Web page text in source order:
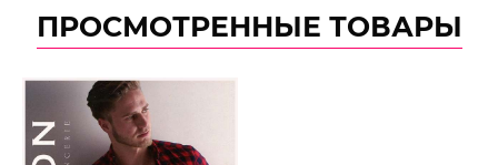
ПРОСМОТРЕННЫЕ ТОВАРЫ